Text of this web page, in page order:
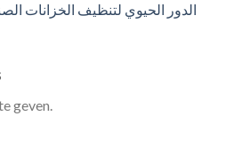
الدور الحيوي لتنظيف الخزانات
geven.